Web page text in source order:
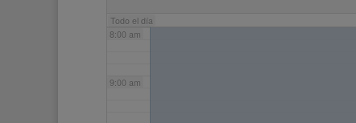
Todo el día
8:00 am
9:00 am